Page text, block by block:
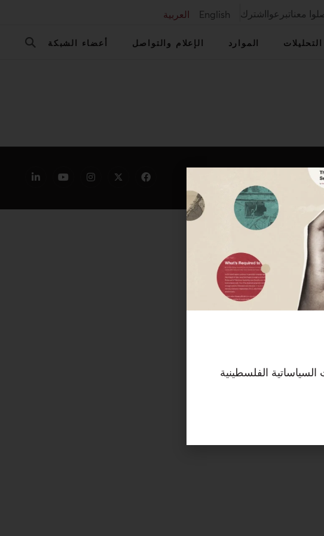
معناتبرعوااشترك English العربية
التحليلات الموارد الإعلام والتواصل أعضاء الشبكة
الفلسطينية